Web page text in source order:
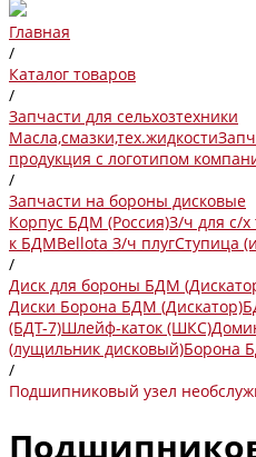
Главная
/
Каталог товаров
/
Запчасти для сельхозтехники
Масла,смазки,тех.жидкости
продукция с логотипом
/
Запчасти на бороны дисковые
Корпус БДМ (Россия)З/ч для с/х
к БДМBellota З/ч плугСтупица
/
Диск для бороны БДМ
Диски Борона БДМ (Дискатор)
(БДТ-7)Шлейф-каток (ШКС)
(лущильник дисковый)Борона
/
Подшипниковый узел